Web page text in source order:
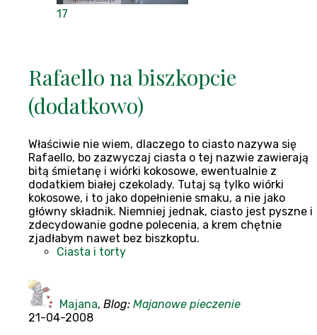
17
Rafaello na biszkopcie
(dodatkowo)
Właściwie nie wiem, dlaczego to ciasto nazywa się
Rafaello, bo zazwyczaj ciasta o tej nazwie zawierają
bitą śmietanę i wiórki kokosowe, ewentualnie z
dodatkiem białej czekolady. Tutaj są tylko wiórki
kokosowe, i to jako dopełnienie smaku, a nie jako
główny składnik. Niemniej jednak, ciasto jest pyszne i
zdecydowanie godne polecenia, a krem chętnie
zjadłabym nawet bez biszkoptu.
Ciasta i torty
Majana, Blog: Majanowe pieczenie
21-04-2008